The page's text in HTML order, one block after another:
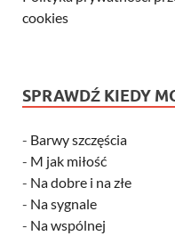
cookies
SPRAWDŹ KIEDY
- Barwy szczęścia
- M jak miłość
- Na dobre i na złe
- Na sygnale
- Na wspólnej